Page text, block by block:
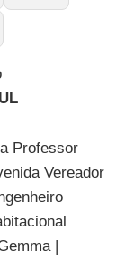
Professor
Vereador
|